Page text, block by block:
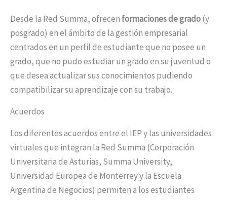
Desde la Red Summa, ofrecen formaciones de grado(y
posgrado) en el ámbito de la gestión empresarial
centrados en un perfil de estudiante que no posee un
grado, que no pudo estudiar un grado en su juventud o
que desea actualizar sus conocimientos pudiendo
compatibilizar su aprendizaje con su trabajo.
Acuerdos
Los diferentes acuerdos entre el IEP y las universidades
virtuales que integran la Red Summa (Corporación
Universitaria de Asturias, Summa University,
Universidad Europea de Monterrey y la Escuela
Argentina de Negocios) permiten a los estudiantes